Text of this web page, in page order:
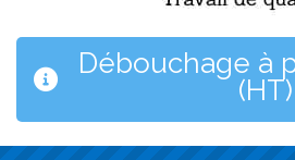
Débouchage à
(HT)